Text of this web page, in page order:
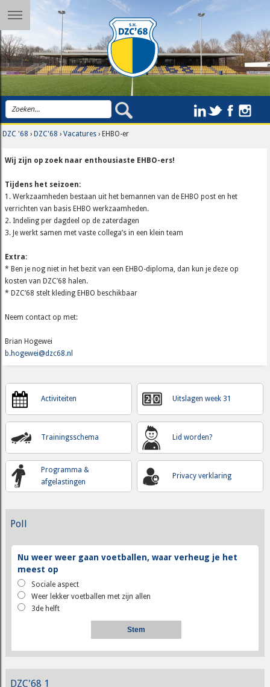
DZC '68 ›DZC'68 ›Vacatures › EHBO-er
Wij zijn op zoek naar enthousiaste EHBO-ers!
Tijdens het seizoen:
1. Werkzaamheden bestaan uit het bemannen van de EHBO post en het
verrichten van basis EHBO werkzaamheden.
2. Indeling per dagdeel op de zaterdagen
3. Je werkt samen met vaste collega’s in een klein team
Extra:
* Ben je nog niet in het bezit van een EHBO-diploma, dan kun je deze op
kosten van DZC’68 halen.
* DZC’68 stelt kleding EHBO beschikbaar
Neem contact op met:
Brian Hogewei
b.hogewei@dzc68.nl
Activiteiten
Trainingsschema
Programma &
afgelastingen
Uitslagen week 31
Lid worden?
Privacy verklaring
Poll
Nu weer weer gaan voetballen, waar verheug je het
meest op
Sociale aspect
Weer lekker voetballen met zijn allen
3de helft
DZC'68 1